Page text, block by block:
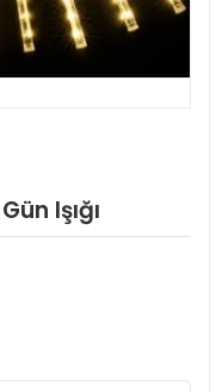
Işığı